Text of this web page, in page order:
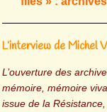
L’interview de Michel
L’ouverture des
mémoire, mémoire
issue de la